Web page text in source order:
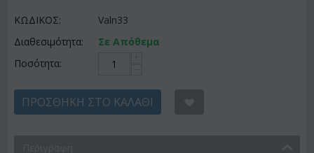
ΚΩΔΙΚΟΣ:
Valn33
Διαθεσιμότητα:
Σε Απόθεμα
Ποσότητα:
ΠΡΟΣΘΉΚΗ ΣΤΟ ΚΑΛΆΘΙ